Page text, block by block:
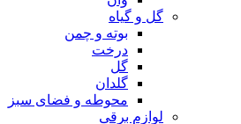
گل و گیاه
بوته و چمن
درخت
گل
گلدان
محوطه و فضای سبز
لوازم برقی